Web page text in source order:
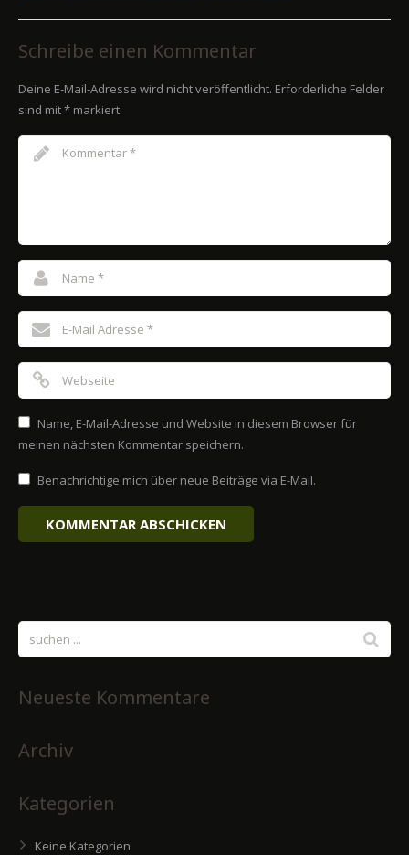
Schreibe einen Kommentar
Deine E-Mail-Adresse wird nicht veröffentlicht. Erforderliche Felder
sind mit* markiert
Name, E-Mail-Adresse und Website in diesem Browser für
meinen nächsten Kommentar speichern.
Benachrichtige mich über neue Beiträge via E-Mail.
Neueste Kommentare
Archiv
Kategorien
Keine Kategorien